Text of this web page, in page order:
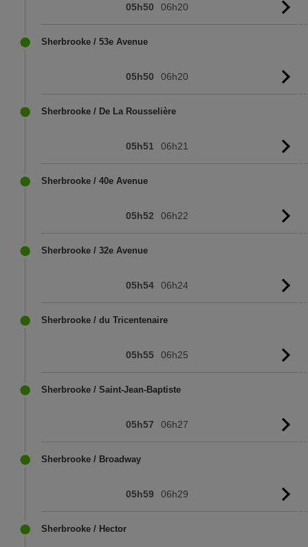
05h50 06h20
Sherbrooke / 53e Avenue
05h50 06h20
Sherbrooke / De La Rousselière
05h51 06h21
Sherbrooke / 40e Avenue
05h52 06h22
Sherbrooke / 32e Avenue
05h54 06h24
Sherbrooke / du Tricentenaire
05h55 06h25
Sherbrooke / Saint-Jean-Baptiste
05h57 06h27
Sherbrooke / Broadway
05h59 06h29
Sherbrooke / Hector